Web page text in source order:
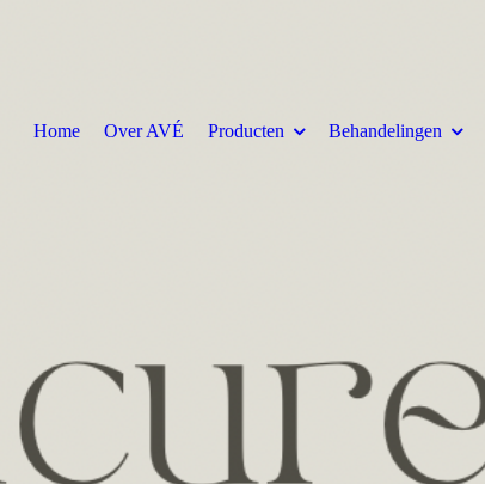
Home Over AVÉ Producten Behandelingen